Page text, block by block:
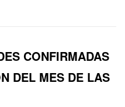
CONFIRMADAS
DEL MES DE LAS